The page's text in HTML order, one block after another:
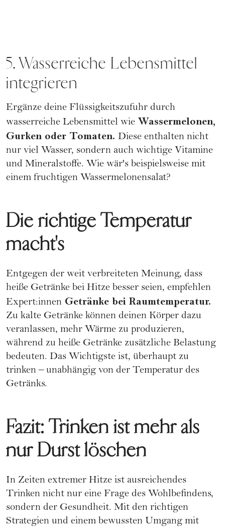
5. Wasserreiche Lebensmittel
integrieren
Ergänze deine Flüssigkeitszufuhr durch
wasserreiche Lebensmittel wie Wassermelonen,
Gurken oder Tomaten. Diese enthalten nicht
nur viel Wasser, sondern auch wichtige Vitamine
und Mineralstoffe. Wie wär's beispielsweise mit
einem fruchtigen Wassermelonensalat?
Die richtige Temperatur
macht's
Entgegen der weit verbreiteten Meinung, dass
heiße Getränke bei Hitze besser seien, empfehlen
Expert:innen Getränke bei Raumtemperatur.
Zu kalte Getränke können deinen Körper dazu
veranlassen, mehr Wärme zu produzieren,
während zu heiße Getränke zusätzliche Belastung
bedeuten. Das Wichtigste ist, überhaupt zu
trinken – unabhängig von der Temperatur des
Getränks.
Fazit: Trinken ist mehr als
nur Durst löschen
In Zeiten extremer Hitze ist ausreichendes
Trinken nicht nur eine Frage des Wohlbefindens,
sondern der Gesundheit. Mit den richtigen
Strategien und einem bewussten Umgang mit